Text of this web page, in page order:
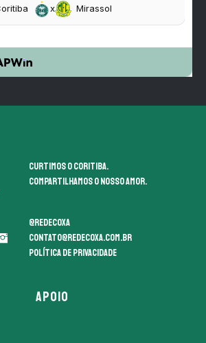
Curtimos o coritiba.
Compartilhamos o nosso amor.
@redecoxa
contato@redecoxa.com.br
Política de Privacidade
APOIO